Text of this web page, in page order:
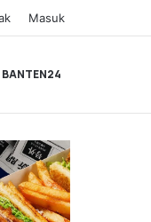
Masuk
BANTEN24